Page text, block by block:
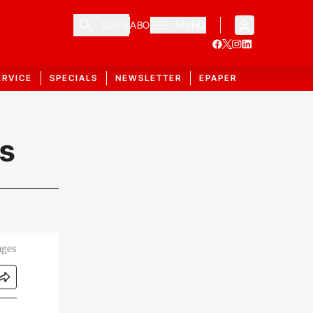
ABO
SPECIALS NEWSLETTER EPAPER